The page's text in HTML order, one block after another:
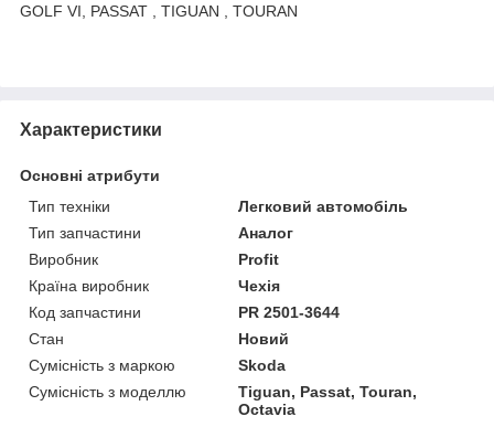
GOLF VI, PASSAT , TIGUAN , TOURAN
Характеристики
Основні атрибути
Тип техніки
Легковий автомобіль
Тип запчастини
Аналог
Виробник
Profit
Країна виробник
Чехія
Код запчастини
PR 2501-3644
Стан
Новий
Сумісність з маркою
Skoda
Сумісність з моделлю
Tiguan, Passat, Touran,
Octavia